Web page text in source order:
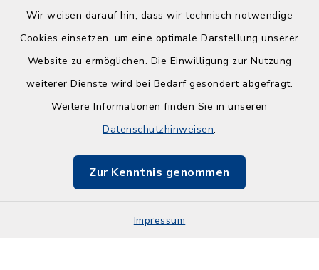
Wir weisen darauf hin, dass wir technisch notwendige
Cookies einsetzen, um eine optimale Darstellung unserer
Website zu ermöglichen. Die Einwilligung zur Nutzung
weiterer Dienste wird bei Bedarf gesondert abgefragt.
Weitere Informationen finden Sie in unseren
Datenschutzhinweisen.
Zur Kenntnis genommen
Impressum
Barrierefreiheit
Impressum
Sitemap